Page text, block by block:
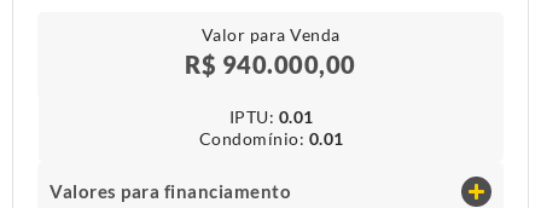
Valor para Venda
R$ 940.000,00
IPTU​: 0.01
Condomínio​: 0.01
Valores para financiamento